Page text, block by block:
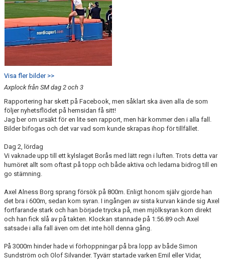
Visa fler bilder >>
Axplock från SM dag 2 och 3
Rapportering har skett på Facebook, men såklart ska även alla de som
följer nyhetsflödet på hemsidan få sitt!
Jag ber om ursäkt för en lite sen rapport, men här kommer den i alla fall.
Bilder bifogas och det var vad som kunde skrapas ihop för tillfället.
Dag 2, lördag
Vi vaknade upp till ett kylslaget Borås med lätt regn i luften. Trots detta var
humöret allt som oftast på topp och både aktiva och ledarna bidrog till en
go stämning.
Axel Alness Borg sprang försök på 800m. Enligt honom själv gjorde han
det bra i 600m, sedan kom syran. I ingången av sista kurvan kände sig Axel
fortfarande stark och han började trycka på, men mjölksyran kom direkt
och han fick slå av på takten. Klockan stannade på 1:56.89 och Axel
satsade i alla fall även om det inte höll denna gång.
På 3000m hinder hade vi förhoppningar på bra lopp av både Simon
Sundström och Olof Silvander. Tyvärr startade varken Emil eller Vidar,